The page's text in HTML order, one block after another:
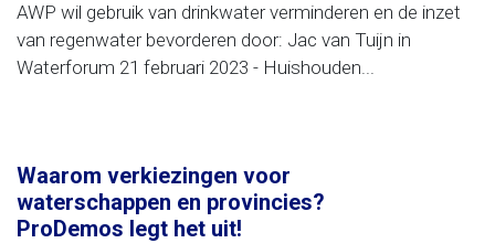
AWP wil gebruik van drinkwater verminderen en de inzet
van regenwater bevorderen door: Jac van Tuijn in
Waterforum 21 februari 2023 - Huishouden...
Waarom verkiezingen voor
waterschappen en provincies?
ProDemos legt het uit!